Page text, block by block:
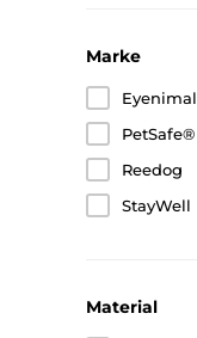
Marke
Eyenimal
PetSafe®
Reedog
StayWell
Material